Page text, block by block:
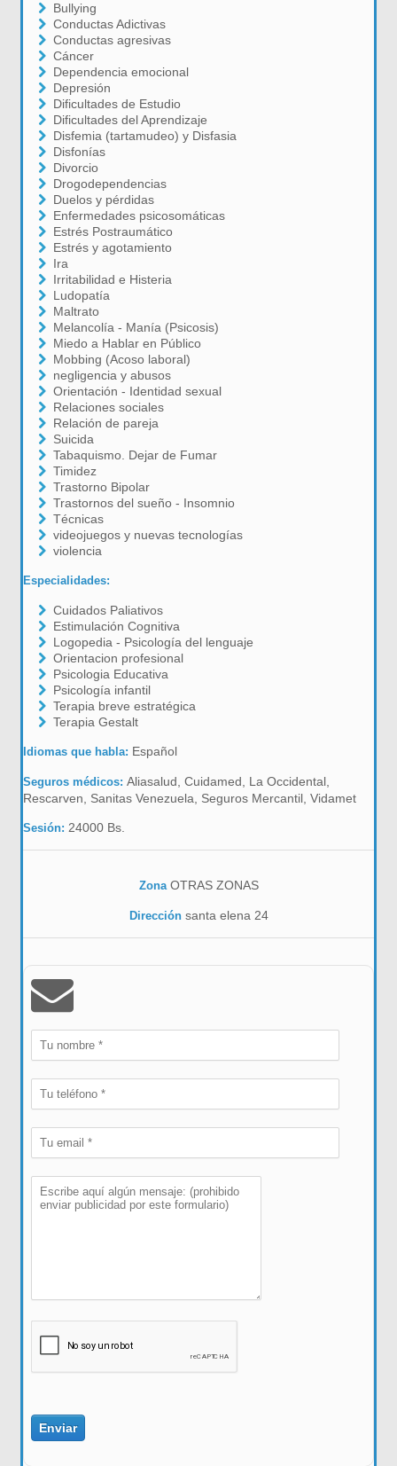
Bullying
Conductas Adictivas
Conductas agresivas
Cáncer
Dependencia emocional
Depresión
Dificultades de Estudio
Dificultades del Aprendizaje
Disfemia (tartamudeo) y Disfasia
Disfonías
Divorcio
Drogodependencias
Duelos y pérdidas
Enfermedades psicosomáticas
Estrés Postraumático
Estrés y agotamiento
Ira
Irritabilidad e Histeria
Ludopatía
Maltrato
Melancolía - Manía (Psicosis)
Miedo a Hablar en Público
Mobbing (Acoso laboral)
negligencia y abusos
Orientación - Identidad sexual
Relaciones sociales
Relación de pareja
Suicida
Tabaquismo. Dejar de Fumar
Timidez
Trastorno Bipolar
Trastornos del sueño - Insomnio
Técnicas
videojuegos y nuevas tecnologías
violencia
Especialidades:
Cuidados Paliativos
Estimulación Cognitiva
Logopedia - Psicología del lenguaje
Orientacion profesional
Psicologia Educativa
Psicología infantil
Terapia breve estratégica
Terapia Gestalt
Idiomas que habla: Español
Seguros médicos:Aliasalud, Cuidamed, La Occidental,
Rescarven, Sanitas Venezuela, Seguros Mercantil, Vidamet
Sesión:24000 Bs.
Zona OTRAS ZONAS
Direcciónsanta elena 24